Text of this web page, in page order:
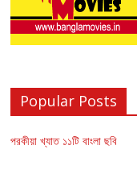
Popular Posts
পরকীয়া খ্যাত ১১টি বাংলা ছবি